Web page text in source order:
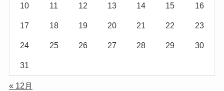
10 11 12 13 14 15 16
17 18 19 20 21 22 23
24 25 26 27 28 29 30
31
« 12月